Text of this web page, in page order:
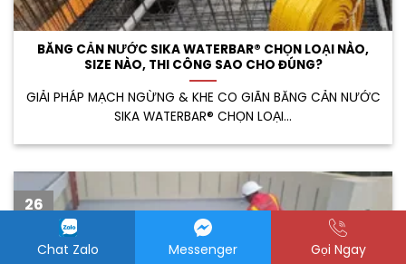
BĂNG CẢN NƯỚC SIKA WATERBAR® CHỌN LOẠI NÀO,
SIZE NÀO, THI CÔNG SAO CHO ĐÚNG?
GIẢI PHÁP MẠCH NGỪNG & KHE CO GIÃN BĂNG CẢN NƯỚC
SIKA WATERBAR® CHỌN LOẠI...
26
Chat Zalo Messenger Gọi Ngay